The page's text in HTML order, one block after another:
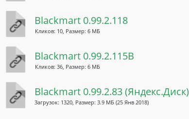
Blackmart 0.99.2.118
Кликов: 10, Размер: 6 МБ
Blackmart 0.99.2.115B
Кликов: 36, Размер: 6 МБ
Blackmart 0.99.2.83 (Яндекс.Диск)
Загрузок: 1320, Размер: 3.9 МБ (25 Янв 2018)